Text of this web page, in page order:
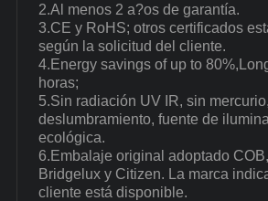
2.Al menos 2 a?os de garantía.
3.CE y RoHS; otros certificados
según la solicitud del cliente.
4.Energy savings of up to
horas;
5.Sin radiación UV IR, sin
deslumbramiento, fuente de
ecológica.
6.Embalaje original adoptado
Bridgelux y Citizen. La marca
cliente está disponible.